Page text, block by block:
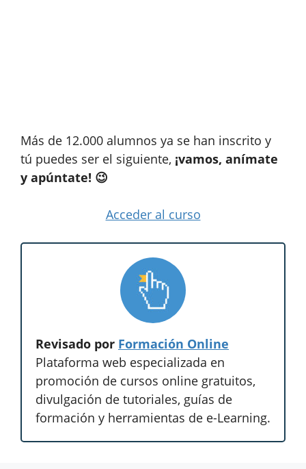
Más de 12.000 alumnos ya se han inscrito y
tú puedes ser el siguiente, ¡vamos, anímate
y apúntate! 😉
Acceder al curso
Revisado por Formación Online
Plataforma web especializada en
promoción de cursos online gratuitos,
divulgación de tutoriales, guías de
formación y herramientas de e-Learning.